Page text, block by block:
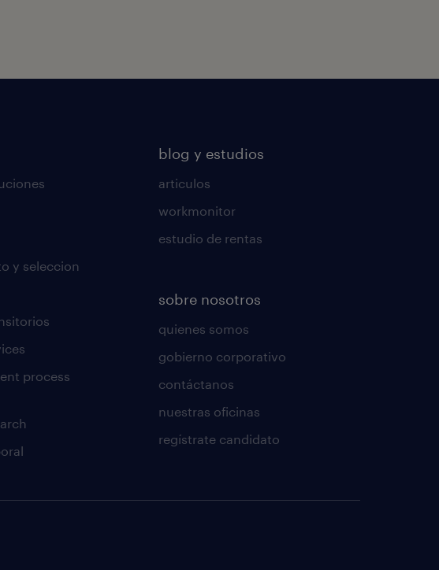
y seleccion
process
blog y estudios
articulos
workmonitor
estudio de rentas
sobre nosotros
quienes somos
gobierno corporativo
contáctanos
nuestras oficinas
regístrate candidato